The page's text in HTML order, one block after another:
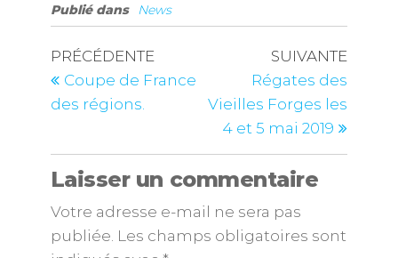
Publié dans News
PRÉCÉDENTE
Coupe de France
des régions.
SUIVANTE
Régates des
Vieilles Forges les
4 et 5 mai 2019
Laisser un commentaire
Votre adresse e-mail ne sera pas
publiée. Les champs obligatoires sont